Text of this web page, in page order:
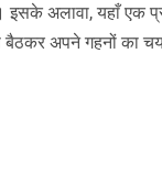
अलावा, यहाँ एक
अपने गहनों का